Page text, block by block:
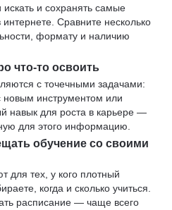
и сохранять самые
Сравните несколько
формату и наличию
что-то освоить
с точечными задачами:
новым инструментом или
навык для роста в карьере —
для этого информацию.
обучение со своими
для тех, у кого плотный
когда и сколько учиться.
расписание — чаще всего